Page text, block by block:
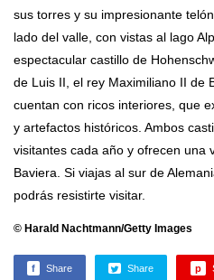
sus torres y su impresionante
lado del valle, con vistas al lago
espectacular castillo de
de Luis II, el rey Maximiliano II de
cuentan con ricos interiores, que
y artefactos históricos. Ambos
visitantes cada año y ofrecen una
Baviera. Si viajas al sur de
podrás resistirte visitar.
© Harald Nachtmann/Getty Images
f Share Share p